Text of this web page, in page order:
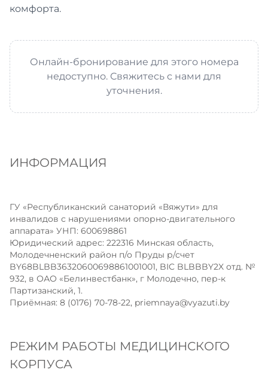
комфорта.
Онлайн-бронирование для этого номера
недоступно. Свяжитесь с нами для
уточнения.
ИНФОРМАЦИЯ
ГУ «Республиканский санаторий «Вяжути» для
инвалидов с нарушениями опорно-двигательного
аппарата» УНП: 600698861
Юридический адрес: 222316 Минская область,
Молодечненский район п/о Пруды р/счет
BY68BLBB36320600698861001001, BIC BLBBBY2X отд. №
932, в ОАО «Белинвестбанк», г Молодечно, пер-к
Партизанский, 1.
Приёмная: 8 (0176) 70-78-22, priemnaya@vyazuti.by
РЕЖИМ РАБОТЫ МЕДИЦИНСКОГО
КОРПУСА